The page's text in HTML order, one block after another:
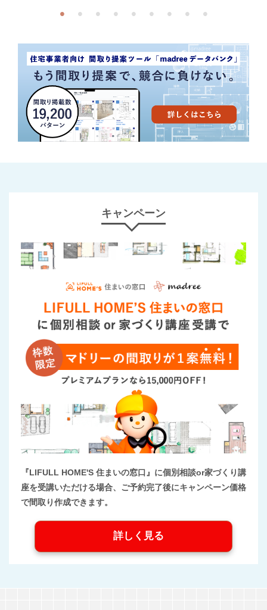
キャンペーン
『LIFULL HOME'S 住まいの窓口』に個別相談or家づくり講
座を受講いただける場合、ご予約完了後にキャンペーン価格
で間取り作成できます。
詳しく見る